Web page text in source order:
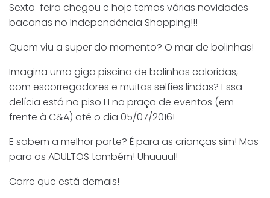
Sexta-feira chegou e hoje temos várias novidades
bacanas no Independência Shopping!!!
Quem viu a super do momento? O mar de bolinhas!
Imagina uma giga piscina de bolinhas coloridas,
com escorregadores e muitas selfies lindas? Essa
delícia está no piso L1 na praça de eventos (em
frente à C&A) até o dia 05/07/2016!
E sabem a melhor parte? É para as crianças sim! Mas
para os ADULTOS também! Uhuuuul!
Corre que está demais!